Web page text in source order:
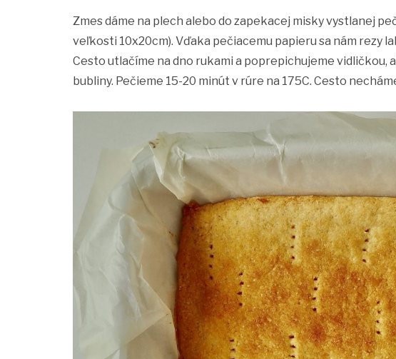
Zmes dáme na plech alebo do zapekacej misky vystlanej
veľkosti 10x20cm). Vďaka pečiacemu papieru sa nám rezy
Cesto utlačíme na dno rukami a poprepichujeme vidličkou,
bubliny. Pečieme 15-20 minút v rúre na 175C. Cesto